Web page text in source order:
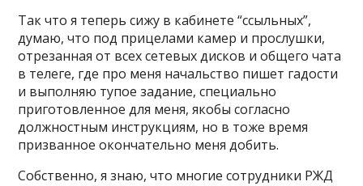
Так что я теперь сижу в кабинете “ссыльных”,
думаю, что под прицелами камер и прослушки,
отрезанная от всех сетевых дисков и общего чата
в телеге, где про меня начальство пишет гадости
и выполняю тупое задание, специально
приготовленное для меня, якобы согласно
должностным инструкциям, но в тоже время
призванное окончательно меня добить.
Собственно, я знаю, что многие сотрудники РЖД